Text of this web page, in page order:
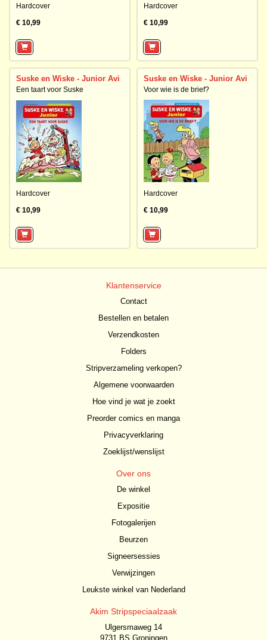
Hardcover
€ 10,99
Hardcover
€ 10,99
Suske en Wiske - Junior Avi
Een taart voor Suske
Hardcover
€ 10,99
Suske en Wiske - Junior Avi
Voor wie is de brief?
Hardcover
€ 10,99
Klantenservice
Contact
Bestellen en betalen
Verzendkosten
Folders
Stripverzameling verkopen?
Algemene voorwaarden
Hoe vind je wat je zoekt
Preorder comics en manga
Privacyverklaring
Zoeklijst/wenslijst
Over ons
De winkel
Expositie
Fotogalerijen
Beurzen
Signeersessies
Verwijzingen
Leukste winkel van Nederland
Akim Stripspeciaalzaak
Ulgersmaweg 14
9731 BS Groningen